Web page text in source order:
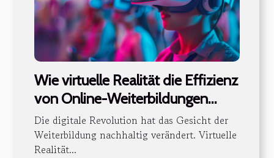
Wie virtuelle Realität die Effizienz
von Online-Weiterbildungen
steigert
Die digitale Revolution hat das Gesicht der
Weiterbildung nachhaltig verändert. Virtuelle
Realität...